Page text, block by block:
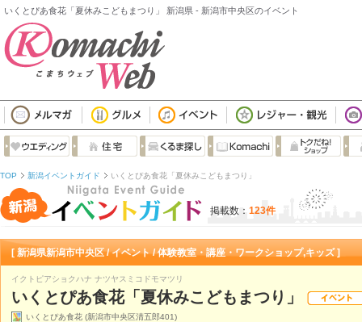
いくとぴあ食花「夏休みこどもまつり」 新潟県 - 新潟市中央区のイベント
TOP 新潟イベントガイド いくとぴあ食花「夏休みこどもまつり」
掲載数： 123件
[ 新潟県新潟市中央区 / イベント / 体験教室・講座・ワークショップ,キッズ ]
イクトピアショクハナ ナツヤスミコドモマツリ
いくとぴあ食花「夏休みこどもまつり」
いくとぴあ食花 (新潟市中央区清五郎401)